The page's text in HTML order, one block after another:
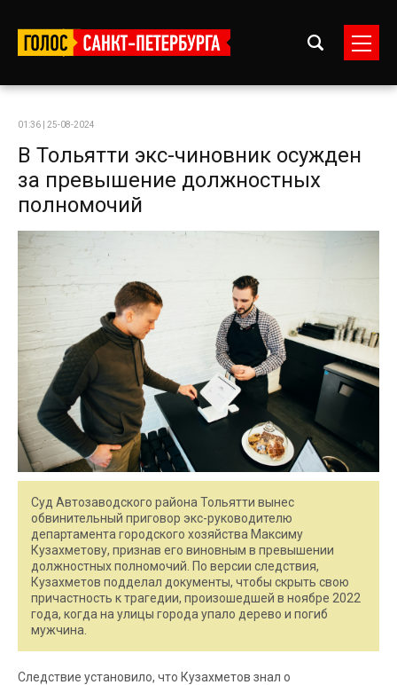
01:36 | 25-08-2024
В Тольятти экс-чиновник осужден
за превышение должностных
полномочий
Суд Автозаводского района Тольятти вынес
обвинительный приговор экс-руководителю
департамента городского хозяйства Максиму
Кузахметову, признав его виновным в превышении
должностных полномочий. По версии следствия,
Кузахметов подделал документы, чтобы скрыть свою
причастность к трагедии, произошедшей в ноябре 2022
года, когда на улицы города упало дерево и погиб
мужчина.
Следствие установило, что Кузахметов знал о